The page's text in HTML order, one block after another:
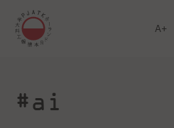
A
Zaloguj się
#ai